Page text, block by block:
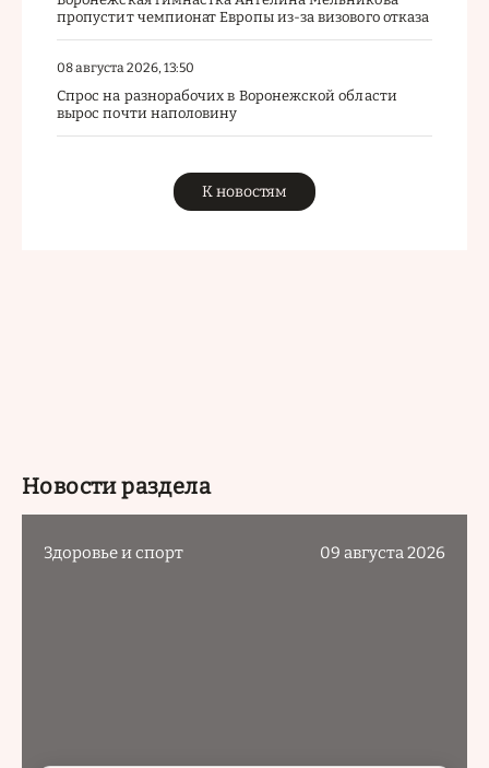
пропустит чемпионат Европы из-за визового отказа
08 августа 2026, 13:50
Спрос на разнорабочих в Воронежской области
вырос почти наполовину
К новостям
Новости раздела
Здоровье и спорт 09 августа 2026